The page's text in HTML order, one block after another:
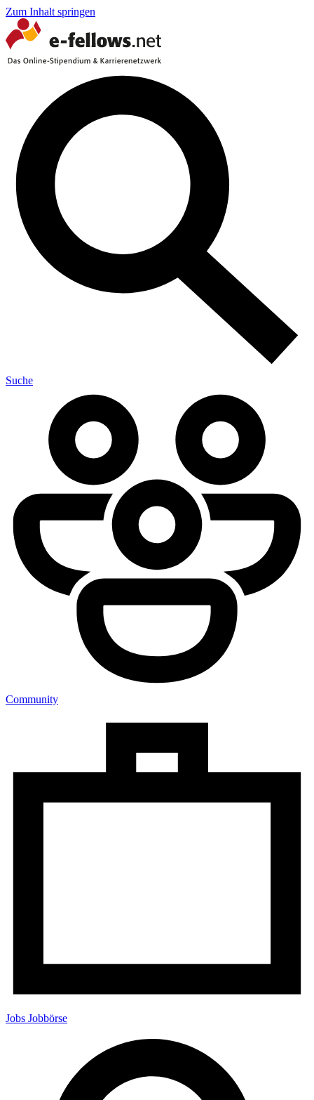
Zum Inhalt springen
Suche
Community
Jobs Jobbörse